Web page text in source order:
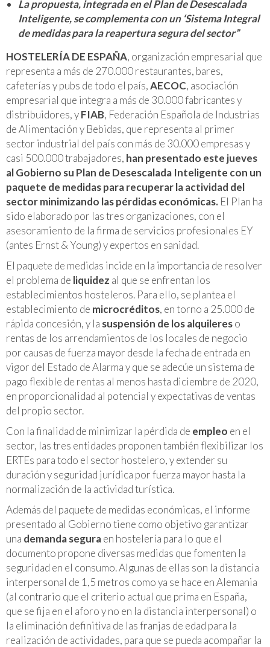
La propuesta, integrada en el Plan de Desescalada
Inteligente, se complementa con un ‘Sistema Integral
de medidas para la reapertura segura del sector”
HOSTELERÍA DE ESPAÑA, organización empresarial que
representa a más de 270.000 restaurantes, bares,
cafeterías y pubs de todo el país,AECOC, asociación
empresarial que integra a más de 30.000 fabricantes y
distribuidores, yFIAB, Federación Española de Industrias
de Alimentación y Bebidas, que representa al primer
sector industrial del país con más de 30.000 empresas y
casi 500.000 trabajadores, han presentado este jueves
al Gobierno su Plan de Desescalada Inteligente con un
paquete de medidas para recuperar la actividad del
sector minimizando las pérdidas económicas. El Plan ha
sido elaborado por las tres organizaciones, con el
asesoramiento de la firma de servicios profesionales EY
(antes Ernst & Young) y expertos en sanidad.
El paquete de medidas incide en la importancia de resolver
el problema de liquidez al que se enfrentan los
establecimientos hosteleros. Para ello, se plantea el
establecimiento de microcréditos, en torno a 25.000 de
rápida concesión, y la suspensión de los alquilereso
rentas de los arrendamientos de los locales de negocio
por causas de fuerza mayor desde la fecha de entrada en
vigor del Estado de Alarma y que se adecúe un sistema de
pago flexible de rentas al menos hasta diciembre de 2020,
en proporcionalidad al potencial y expectativas de ventas
del propio sector.
Con la finalidad de minimizar la pérdida de empleo en el
sector, las tres entidades proponen también flexibilizar los
ERTEs para todo el sector hostelero, y extender su
duración y seguridad jurídica por fuerza mayor hasta la
normalización de la actividad turística.
Además del paquete de medidas económicas, el informe
presentado al Gobierno tiene como objetivo garantizar
una demanda seguraen hostelería para lo que el
documento propone diversas medidas que fomenten la
seguridad en el consumo. Algunas de ellas son la distancia
interpersonal de 1,5 metros como ya se hace en Alemania
(al contrario que el criterio actual que prima en España,
que se fija en el aforo y no en la distancia interpersonal) o
la eliminación definitiva de las franjas de edad para la
realización de actividades, para que se pueda acompañar la